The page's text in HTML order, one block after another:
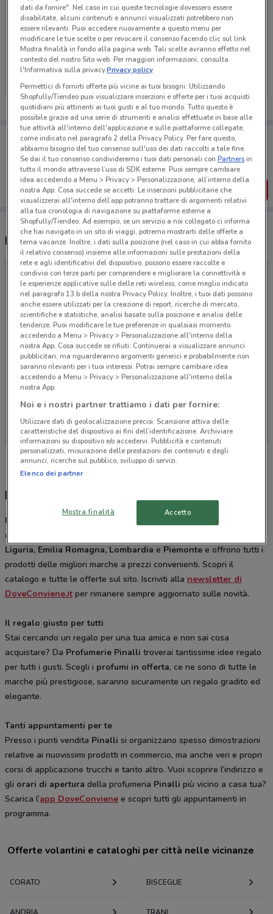
Ci dispiace, al momento non abbiamo pubblicato
volantini nella tua zona. Riprova più tardi.
Porta DoveConviene sempre con te!
Puoi trovare le migliori offerte dei negozi vicino a te,
salvarle e creare la tua lista del risparmio, comodamente
dal tuo cellulare.
SCARICA L’APP
Negozi Pinalli a Corato
Non ci sono negozi nelle vicinanze
Pinalli, offerte e negozi
Profumerie Pinalli
cosmesi e cura del corpo. I 27 punti vendita sono presenti in
Liguria, Emilia Romagna, Lombardia e Piemonte e offrono tutti i
prodotti delle migliori marche a prezzi convenienti. Scopri il
catalogo e tutte le offerte sul sito. Iscriviti alla newsletter di
DoveConviene.it per rimanere sempre aggiornato sulle novità.
Il regalo giusto per tutti
Stai cercando un regalo per una tua amica e non sai cosa
acquistare? Da Profumerie Pinalli troverai tantissime idee regalo
per tutti i gusti. Scegli i profumi in offerta, ce ne sono di tutte le
marche più prestigiose, saranno sicuramente un regalo gradito ed
elegante.
Tanti appuntamenti per te
Presso i punti vendita Pinalli si organizzano spesso dimostrazioni
relative ai nuovissimi prodotti in commercio, ma anche veri e propri
corsi di applicazione trucchi e tanto altro. Vuoi scoprire l’indirizzo e
gli orari di apertura della profumeria Pinalli più vicino a casa tua?
Scarica l’app DoveConviene e scopri tutti gli appuntamenti in
programma.
Offerte volantini e cataloghi per città nelle vicinanze
CORATO BISCEGLIE
dati da fornire". Nel caso in cui queste tecnologie dovessero essere
disabilitate, alcuni contenuti e annunci visualizzati potrebbero non
essere rilevanti. Puoi accedere nuovamente a questo menu per
modificare le tue scelte o per revocare il consenso facendo clic sul link
Mostra finalità in fondo alla pagina web. Tali scelte avranno effetto nel
contesto del nostro Sito web. Per maggiori informazioni, consulta
l'Informativa sulla privacy.Privacy policy
Permettici di fornirti offerte più vicine ai tuoi bisogni: Utilizzando
Shopfully/Tiendeo puoi visualizzare inserzioni e offerte per i tuoi acquisti
quotidiani più attinenti ai tuoi gusti e al tuo mondo. Tutto questo è
possibile grazie ad una serie di strumenti e analisi effettuate in base alle
tue attività all'interno dell'applicazione e sulle piattaforme collegate,
come indicato nel paragrafo 2 della Privacy Policy. Per fare questo,
abbiamo bisogno del tuo consenso sull'uso dei dati raccolti a tale fine.
Se dai il tuo consenso condivideremo i tuoi dati personali conPartnersin
tutto il mondo attraverso l’uso di SDK esterne. Puoi sempre cambiare
idea accedendo a Menu > Privacy > Personalizzazione, all’interno della
nostra App. Cosa succede se accetti: Le inserzioni pubblicitarie che
visualizzerai all'interno dell’app potranno trattare di argomenti relativi
alla tua cronologia di navigazione su piattaforme esterne a
Shopfully/Tiendeo. Ad esempio, se un servizio a noi collegato ci informa
che hai navigato in un sito di viaggi, potremo mostrarti delle offerte a
tema vacanze. Inoltre, i dati sulla posizione (nel caso in cui abbia fornito
il relativo consenso) insieme alle informazioni sulle prestazioni della
rete e agli identificativi del dispositivo, possono essere raccolte e
condivisi con terze parti per comprendere e migliorare la connettività e
le esperienze applicative sulle delle reti wireless, come meglio indicato
nel paragrafo 13.b della nostra Privacy Policy. Inoltre, i tuoi dati possono
anche essere utilizzati per la creazione di report, ricerche di mercato,
scientifiche e statistiche, analisi basate sulla posizione e analisi delle
tendenze. Puoi modificare le tue preferenze in qualsiasi momento
accedendo a Menu > Privacy > Personalizzazione all'interno della
nostra App. Cosa succede se rifiuti: Continuerai a visualizzare annunci
pubblicitari, ma riguarderanno argomenti generici e probabilmente non
saranno rilevanti per i tuoi interessi. Potrai sempre cambiare idea
accedendo a Menu > Privacy > Personalizzazione all'interno della
nostra App.
Noi e i nostri partner trattiamo i dati per fornire:
Utilizzare dati di geolocalizzazione precisi. Scansione attiva delle
caratteristiche del dispositivo ai fini dell’identificazione. Archiviare
informazioni su dispositivo e/o accedervi. Pubblicità e contenuti
personalizzati, misurazione delle prestazioni dei contenuti e degli
annunci, ricerche sul pubblico, sviluppo di servizi.
Elenco dei partner
Mostra finalità Accetto